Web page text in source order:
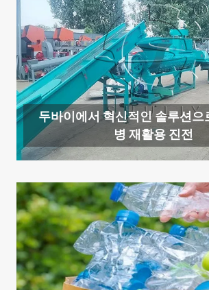
두바이에서 혁신적인 솔루션으
병 재활용 진전